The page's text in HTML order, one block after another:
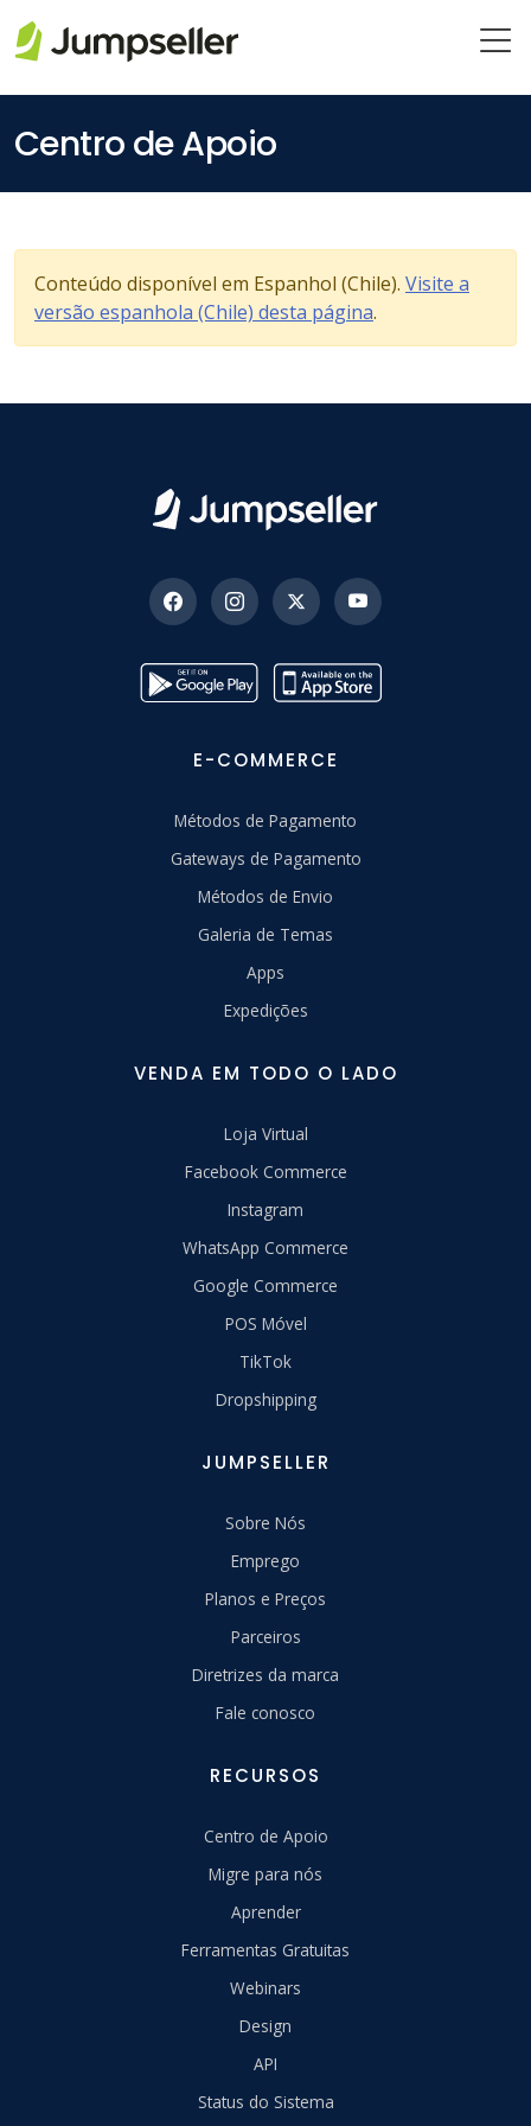
Centro de Apoio
Conteúdo disponível em Espanhol (Chile). Visite a
versão espanhola (Chile) desta página.
E-COMMERCE
Métodos de Pagamento
Gateways de Pagamento
Métodos de Envio
Galeria de Temas
Apps
Expedições
VENDA EM TODO O LADO
Loja Virtual
Facebook Commerce
Instagram
WhatsApp Commerce
Google Commerce
POS Móvel
TikTok
Dropshipping
JUMPSELLER
Sobre Nós
Emprego
Planos e Preços
Parceiros
Diretrizes da marca
Fale conosco
RECURSOS
Centro de Apoio
Migre para nós
Aprender
Ferramentas Gratuitas
Webinars
Design
API
Status do Sistema